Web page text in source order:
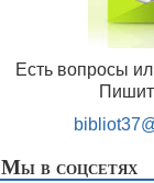
Есть вопросы
Мы в соцсетях